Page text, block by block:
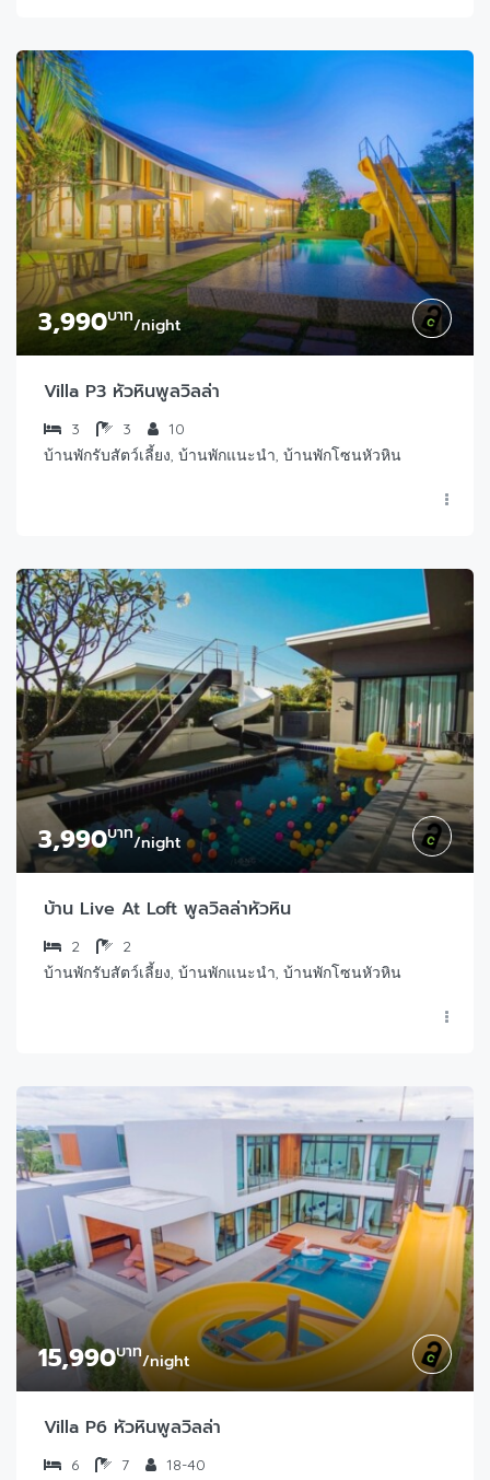
3,990บาท/night
Villa P3 หัวหินพูลวิลล่า
3 3
10
บ้านพักรับสัตว์เลี้ยง, บ้านพักแนะนำ, บ้านพักโซนหัวหิน
3,990บาท/night
บ้าน Live At Loft พูลวิลล่าหัวหิน
2
2
บ้านพักรับสัตว์เลี้ยง, บ้านพักแนะนำ, บ้านพักโซนหัวหิน
15,990บาท/night
Villa P6 หัวหินพูลวิลล่า
6 7 18-40